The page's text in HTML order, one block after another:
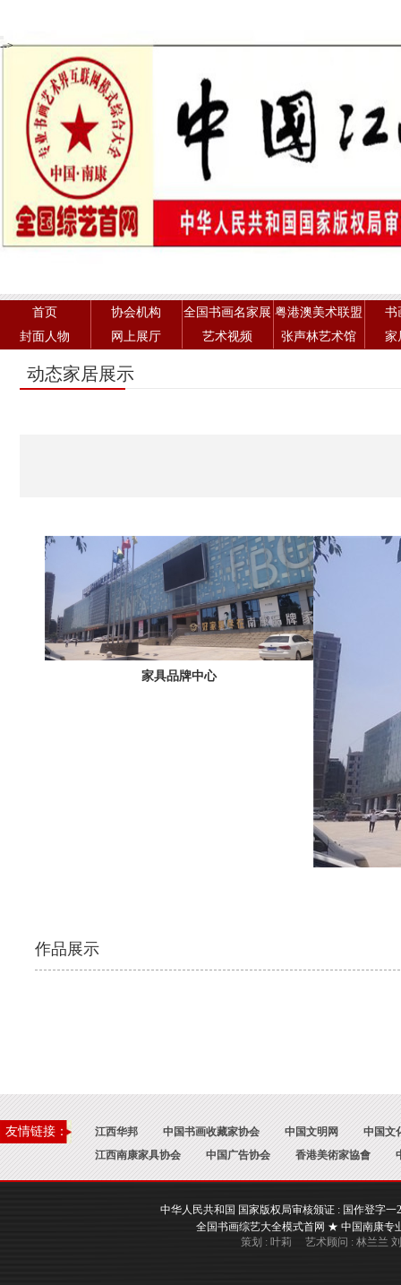
-->
首页 协会机构 全国书画名家展 粤港澳美术联盟
书
封面人物
网上展厅 艺术视频 张声林艺术馆 家
动态家居展示
家具品牌中心
作品展示
友情链接： 江西华邦 中国书画收藏家协会 中国文明网
中国文
江西南康家具协会
中国广告协会 香港美術家協會
中华人民共和国 国家版权局审核颁证 : 国作登字
全国书画综艺大全模式首网 ★ 中国南康
策划 : 叶莉 艺术顾问 : 林兰兰